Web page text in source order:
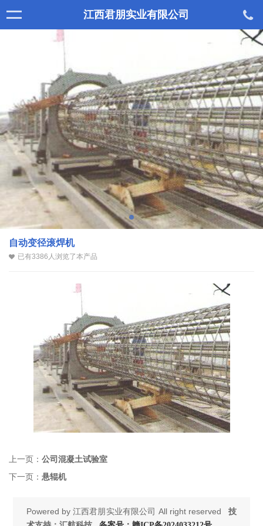
江西君朋实业有限公司
自动变径滚焊机
已有3386人浏览了本产品
上一页： 公司混凝土试验室
下一页： 悬辊机
Powered by江西君朋实业有限公司 All right reserved技